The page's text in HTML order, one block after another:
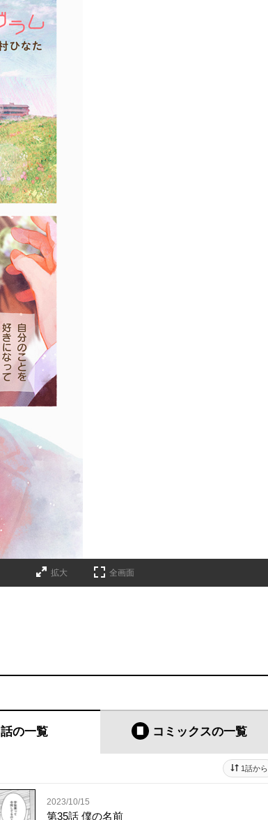
拡大 全画面
話の一覧 コミックスの一覧
1話から
2023/10/15
第35話 僕の名前